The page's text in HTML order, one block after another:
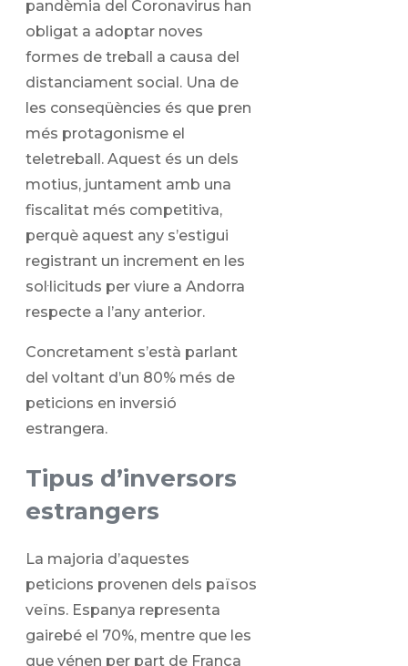
pandèmia del Coronavirus han
obligat a adoptar noves
formes de treball a causa del
distanciament social. Una de
les conseqüències és que pren
més protagonisme el
teletreball. Aquest és un dels
motius, juntament amb una
fiscalitat més competitiva,
perquè aquest any s’estigui
registrant un increment en les
sol·licituds per viure a Andorra
respecte a l’any anterior.
Concretament s’està parlant
del voltant d’un 80% més de
peticions en inversió
estrangera.
Tipus d’inversors
estrangers
La majoria d’aquestes
peticions provenen dels països
veïns. Espanya representa
gairebé el 70%, mentre que les
que vénen per part de França